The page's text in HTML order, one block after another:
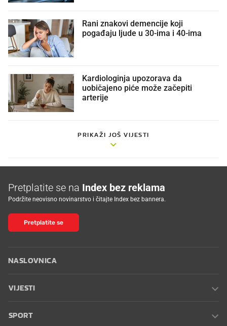
Rani znakovi demencije koji
pogađaju ljude u 30-ima i 40-ima
Kardiologinja upozorava da
uobičajeno piće može začepiti
arterije
PRIKAŽI JOŠ VIJESTI
Pretplatite se na Index bez reklama
Podržite neovisno novinarstvo i čitajte Index bez bannera.
Pretplatite se
NASLOVNICA
VIJESTI
SPORT